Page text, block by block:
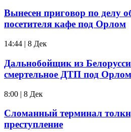
Вынесен приговор по делу
посетителя кафе под Орлом
14:44 | 8 Дек
Дальнобойщик из
смертельное ДТП под Орлом
8:00 | 8 Дек
Сломанный терминал
преступление